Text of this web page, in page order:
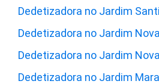
Dedetizadora no Jardim
Dedetizadora no Jardim
Dedetizadora no Jardim
Dedetizadora no Jardim